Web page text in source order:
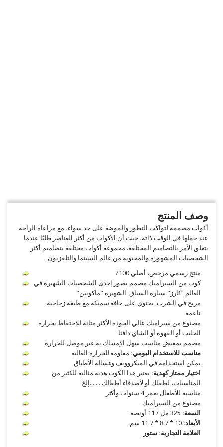
وصف المنتج
أكواب مصممة لتواكب التطور والموضة على حد سواء، مع مراعاة الراحة
عند حملها في الوقت ذاته، حيث أن الأكواب من أكثر العناصر طلبًا عندما
يتعلق الأمر بالتصاميم المختلفة. مجموعة أكواب مختلفة بتصاميم أكثر
الشخصيات المشهورة والمحبوبة من عالم السينما والتلفزيون.
منتج رسمي مرخص، أصلي 100٪
كوب من السيراميك مصمم بصور إحدى الشخصيات الشهيرة في
العالم “كارز" سيارة السباق الشهيرة "ماكويين"
مريح في الشرب: يحتوي على حافة سميكة مع طبقة زجاجية
ناعمة
مصنوع من سيراميك عالي الجودة الأكثر متانة للاحتفاظ بحرارة
الحليب أو القهوة أو الشاي دافئا
مصمم بمقبض مناسب سهل الإمساك به غير موصل للحرارة
مناسب للاستخدام اليومي: مقاومة للحرارة العالية
يمكن استخدامه في الميكروويف وغسالة الأطباق
اختيار ممتاز كهدية: يعتبر هذا الكوب هدية مثالية للكثير من
المناسبات، لطفلك أو لأصدقاء أطفالك .......إلخ
مناسبة للأطفال بعمر 4 سنوات وأكثر
مصنوع من السيراميك
السعة:
الأبعاد:
العلامة التجارية: ستور